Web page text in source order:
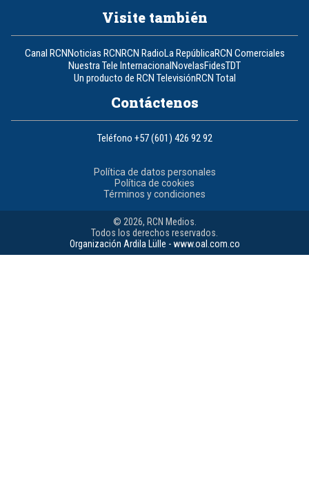
Visite también
Canal RCNNoticias RCNRCN RadioLa RepúblicaRCN Comerciales
Nuestra Tele InternacionalNovelasFidesTDT
Un producto de RCN TelevisiónRCN Total
Contáctenos
Teléfono +57 (601) 426 92 92
Política de datos personales
Política de cookies
Términos y condiciones
© 2026, RCN Medios.
Todos los derechos reservados.
Organización Ardila Lülle - www.oal.com.co